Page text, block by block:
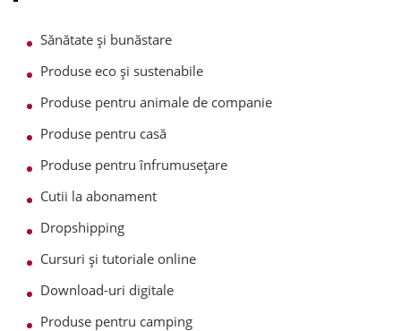
Sănătate și bunăstare
Produse eco și sustenabile
Produse pentru animale de companie
Produse pentru casă
Produse pentru înfrumusețare
Cutii la abonament
Dropshipping
Cursuri și tutoriale online
Download-uri digitale
Produse pentru camping